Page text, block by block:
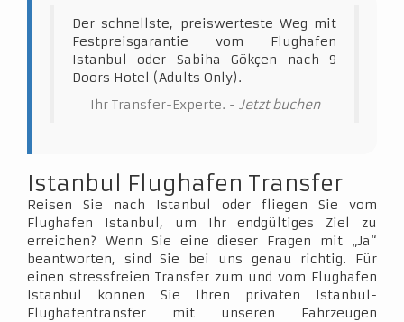
Der schnellste, preiswerteste Weg mit
Festpreisgarantie vom Flughafen
Istanbul oder Sabiha Gökçen nach 9
Doors Hotel (Adults Only).
Ihr Transfer-Experte. - Jetzt buchen
Istanbul Flughafen Transfer
Reisen Sie nach Istanbul oder fliegen Sie vom
Flughafen Istanbul, um Ihr endgültiges Ziel zu
erreichen? Wenn Sie eine dieser Fragen mit „Ja“
beantworten, sind Sie bei uns genau richtig. Für
einen stressfreien Transfer zum und vom Flughafen
Istanbul können Sie Ihren privaten Istanbul-
Flughafentransfer mit unseren Fahrzeugen